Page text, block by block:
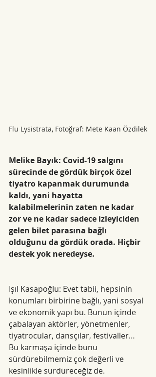
Flu Lysistrata, Fotoğraf: Mete Kaan Özdilek
Melike Bayık: Covid-19 salgını
sürecinde de gördük birçok özel
tiyatro kapanmak durumunda
kaldı, yani hayatta
kalabilmelerinin zaten ne kadar
zor ve ne kadar sadece izleyiciden
gelen bilet parasına bağlı
olduğunu da gördük orada. Hiçbir
destek yok neredeyse.
Işıl Kasapoğlu: Evet tabii, hepsinin
konumları birbirine bağlı, yani sosyal
ve ekonomik yapı bu. Bunun içinde
çabalayan aktörler, yönetmenler,
tiyatrocular, dansçılar, festivaller…
Bu karmaşa içinde bunu
sürdürebilmemiz çok değerli ve
kesinlikle sürdüreceğiz de.